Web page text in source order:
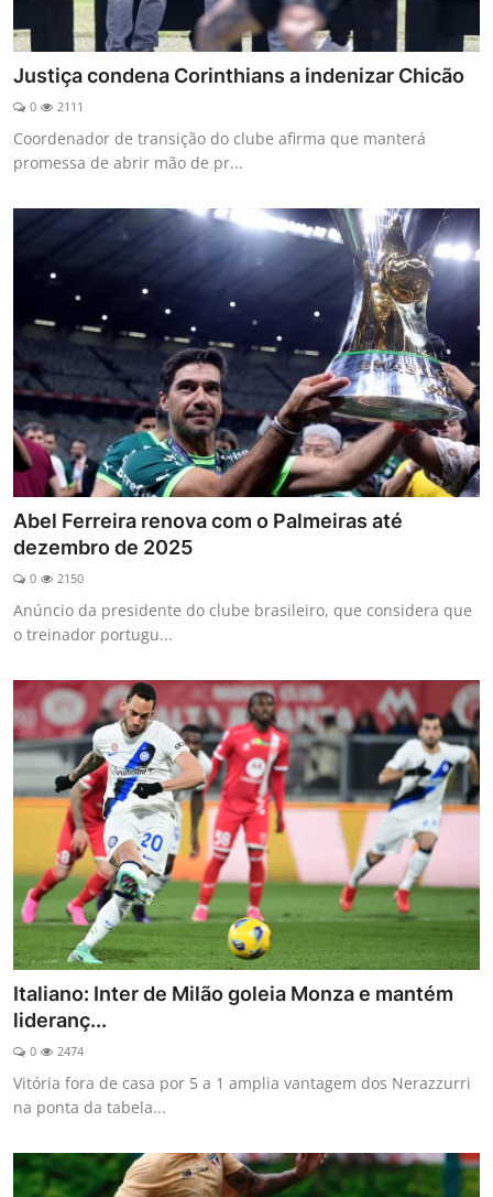
Justiça condena Corinthians a indenizar Chicão
0 2111
Coordenador de transição do clube afirma que manterá
promessa de abrir mão de pr...
Abel Ferreira renova com o Palmeiras até
dezembro de 2025
0 2150
Anúncio da presidente do clube brasileiro, que considera que
o treinador portugu...
Italiano: Inter de Milão goleia Monza e mantém
lideranç...
0 2474
Vitória fora de casa por 5 a 1 amplia vantagem dos Nerazzurri
na ponta da tabela...